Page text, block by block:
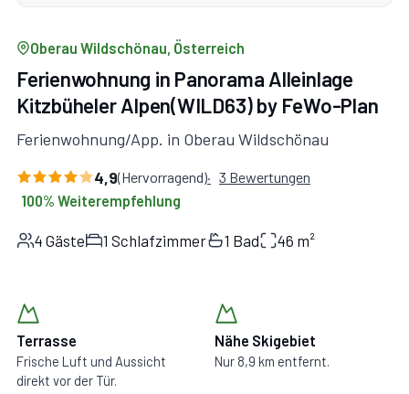
Oberau Wildschönau, Österreich
Ferienwohnung in Panorama Alleinlage
Kitzbüheler Alpen(WILD63) by FeWo-Plan
Ferienwohnung/App. in Oberau Wildschönau
4,9(Hervorragend)
3 Bewertungen
100% Weiterempfehlung
4 Gäste 1 Schlafzimmer 1 Bad 46 m²
Terrasse
Frische Luft und Aussicht
direkt vor der Tür.
Nähe Skigebiet
Nur 8,9 km entfernt.